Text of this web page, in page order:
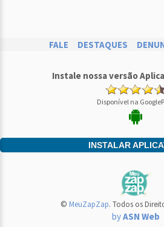
FALE DESTAQUES
Instale nossa versão
Disponível na
INSTALAR
© MeuZapZap. Todos os
byASN Web